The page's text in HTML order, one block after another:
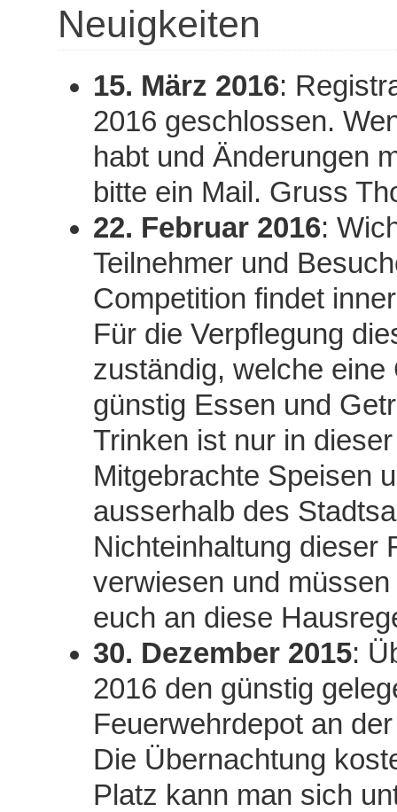
Neuigkeiten
15. März 2016:
2016 geschlossen.
habt und Änderungen
bitte ein Mail. Gruss
22. Februar 2016:
Teilnehmer und
Competition findet
Für die Verpflegung
zuständig, welche
günstig Essen und
Trinken ist nur in
Mitgebrachte Speisen
ausserhalb des
Nichteinhaltung dieser
verwiesen und
euch an diese
30. Dezember 2015:
2016 den günstig
Feuerwehrdepot an
Die Übernachtung
Platz kann man sich